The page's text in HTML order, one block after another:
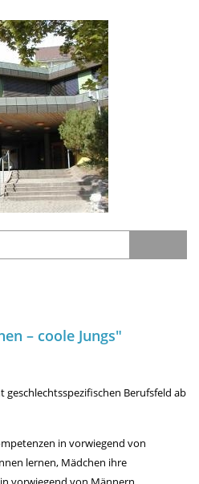
– coole Jungs"
geschlechtsspezifischen Berufsfeld ab
in vorwiegend von
lernen, Mädchen ihre